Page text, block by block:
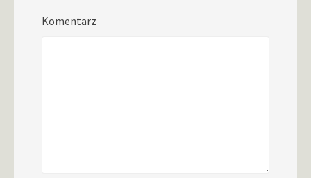
Komentarz